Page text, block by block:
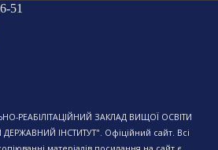
51
РЕАБІЛІТАЦІЙНИЙ ЗАКЛАД ВИЩОЇ ОСВІТИ
ІНСТИТУТ". Офіційний сайт. Всі